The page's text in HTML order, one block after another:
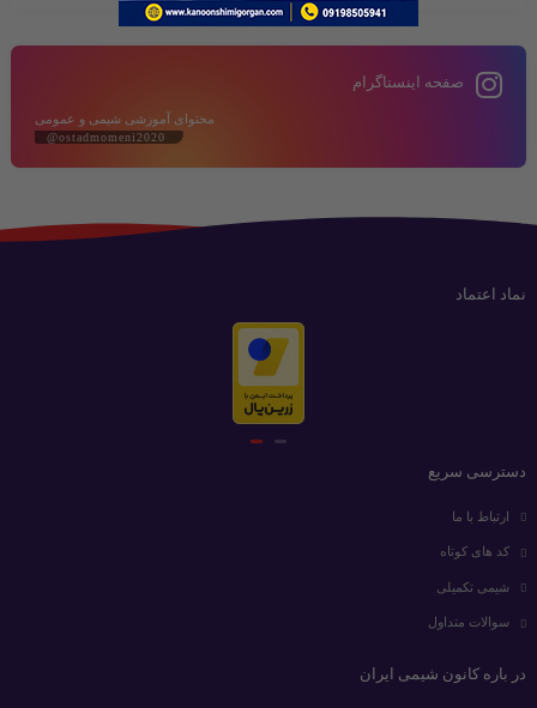
صفحه اینستاگرام
محتوای آموزشی شیمی و عمومی
@ostadmomeni2020
نماد اعتماد
دسترسی سریع
ارتباط با ما
کد های کوتاه
شیمی تکمیلی
سوالات متداول
در باره کانون شیمی ایران